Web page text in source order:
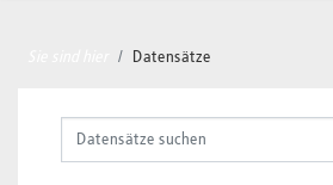
Datensätze